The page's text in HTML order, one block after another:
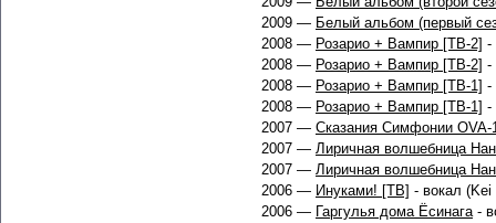
2009 — Белый альбом (первый
2008 — Розарио + Вампир [ТВ-2] -
2008 — Розарио + Вампир [ТВ-2] -
2008 — Розарио + Вампир [ТВ-1] -
2008 — Розарио + Вампир [ТВ-1] -
2007 — Сказания Симфонии OVA-
2007 — Лиричная волшебница
2007 — Лиричная волшебница
2006 — Инуками! [ТВ] - вокал
2006 — Гаргулья дома Ёсинага-